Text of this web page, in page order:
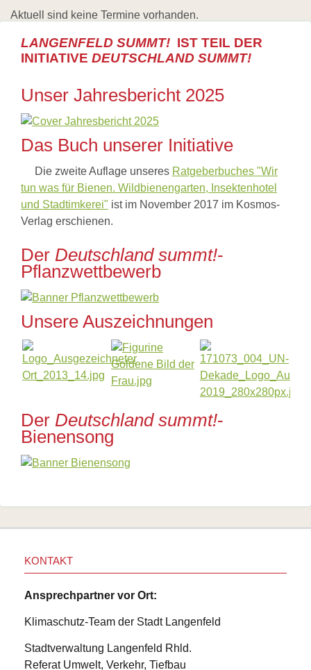
Aktuell sind keine Termine vorhanden.
LANGENFELD SUMMT! IST TEIL DER
INITIATIVE DEUTSCHLAND SUMMT!
Unser Jahresbericht 2025
Das Buch unserer Initiative
Die zweite Auflage unseres Ratgeberbuches "Wir
tun was für Bienen. Wildbienengarten, Insektenhotel
und Stadtimkerei" ist im November 2017 im Kosmos-
Verlag erschienen.
Der Deutschland summt!-
Pflanzwettbewerb
Unsere Auszeichnungen
Der Deutschland summt!-
Bienensong
KONTAKT
Ansprechpartner vor Ort:
Klimaschutz-Team der Stadt Langenfeld
Stadtverwaltung Langenfeld Rhld.
Referat Umwelt, Verkehr, Tiefbau